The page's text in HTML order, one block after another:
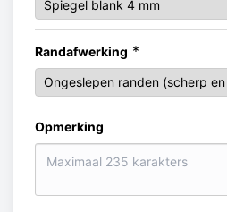
Randafwerking *
Opmerking